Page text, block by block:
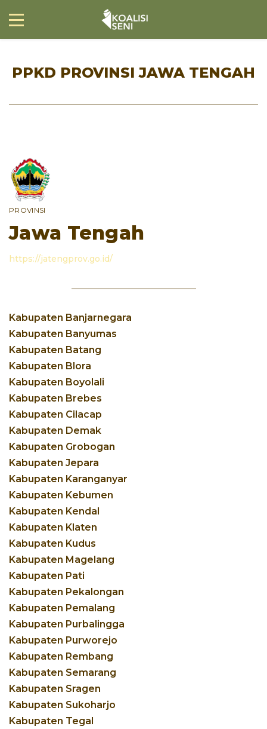
PPKD PROVINSI JAWA TENGAH
PROVINSI
Jawa Tengah
https://jatengprov.go.id/
Kabupaten Banjarnegara
Kabupaten Banyumas
Kabupaten Batang
Kabupaten Blora
Kabupaten Boyolali
Kabupaten Brebes
Kabupaten Cilacap
Kabupaten Demak
Kabupaten Grobogan
Kabupaten Jepara
Kabupaten Karanganyar
Kabupaten Kebumen
Kabupaten Kendal
Kabupaten Klaten
Kabupaten Kudus
Kabupaten Magelang
Kabupaten Pati
Kabupaten Pekalongan
Kabupaten Pemalang
Kabupaten Purbalingga
Kabupaten Purworejo
Kabupaten Rembang
Kabupaten Semarang
Kabupaten Sragen
Kabupaten Sukoharjo
Kabupaten Tegal